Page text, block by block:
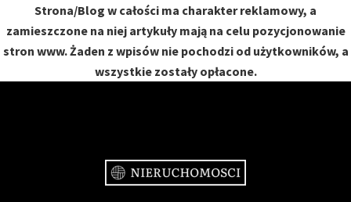
Strona/Blog w całości ma charakter reklamowy, a
zamieszczone na niej artykuły mają na celu pozycjonowanie
stron www. Żaden z wpisów nie pochodzi od użytkowników, a
wszystkie zostały opłacone.